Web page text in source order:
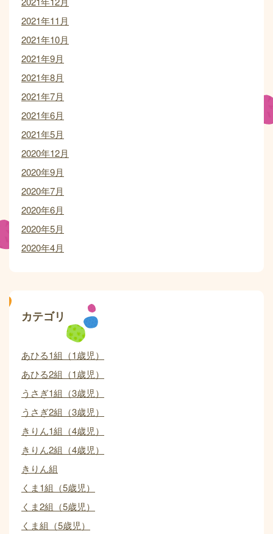
2021年11月
2021年10月
2021年9月
2021年8月
2021年7月
2021年6月
2021年5月
2020年12月
2020年9月
2020年7月
2020年6月
2020年5月
2020年4月
カテゴリ
あひる1組（1歳児）
あひる2組（1歳児）
うさぎ1組（3歳児）
うさぎ2組（3歳児）
きりん1組（4歳児）
きりん2組（4歳児）
きりん組
くま1組（5歳児）
くま2組（5歳児）
くま組（5歳児）